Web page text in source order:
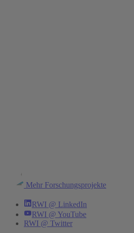
Sozialökologisches Panel -
Prices or bans? Understanding public
Mark A. Andor,Jana Eßer,Andreas
Mehr Publikationen
Mehr Forschungsprojekte
RWI @ LinkedIn
RWI @ YouTube
RWI @ Twitter